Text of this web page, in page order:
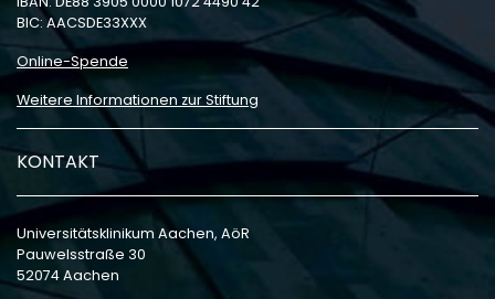
BIC: AACSDE33XXX
Online-Spende
Weitere Informationen zur Stiftung
KONTAKT
Universitätsklinikum Aachen, AöR
Pauwelsstraße 30
52074 Aachen